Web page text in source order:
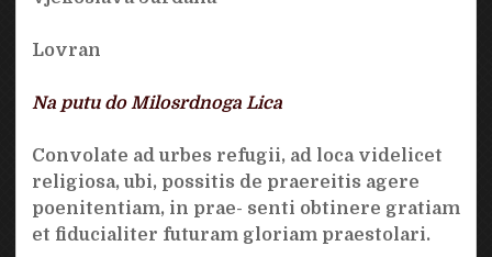
Lovran
Na putu do Milosrdnoga Lica
Convolate ad urbes refugii, ad loca videlicet
religiosa, ubi, possitis de praereitis agere
poenitentiam, in prae- senti obtinere gratiam
et fiducialiter futuram gloriam praestolari.